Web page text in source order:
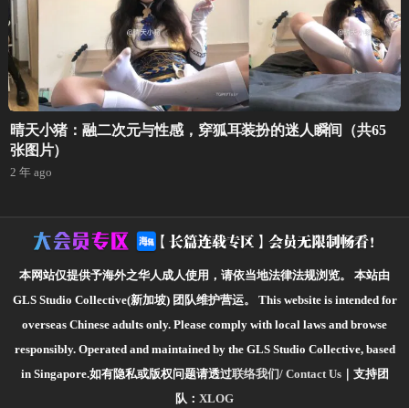
晴天小猪：融二次元与性感，穿狐耳装扮的迷人瞬间（共65
张图片）
2 年 ago
本网站仅提供予海外之华人成人使用，请依当地法律法规浏览。
本站由
GLS Studio Collective(新加坡) 团队维护营运。
This website is intended for
overseas Chinese adults only. Please comply with local laws and browse
responsibly. Operated and maintained by the GLS Studio Collective, based
in Singapore.如有隐私或版权问题请透过联络我们/ Contact Us｜支持团
队： XLOG